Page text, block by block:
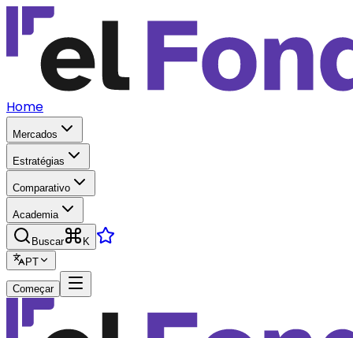
Home
Mercados
Estratégias
Comparativo
Academia
Buscar
K
PT
Começar